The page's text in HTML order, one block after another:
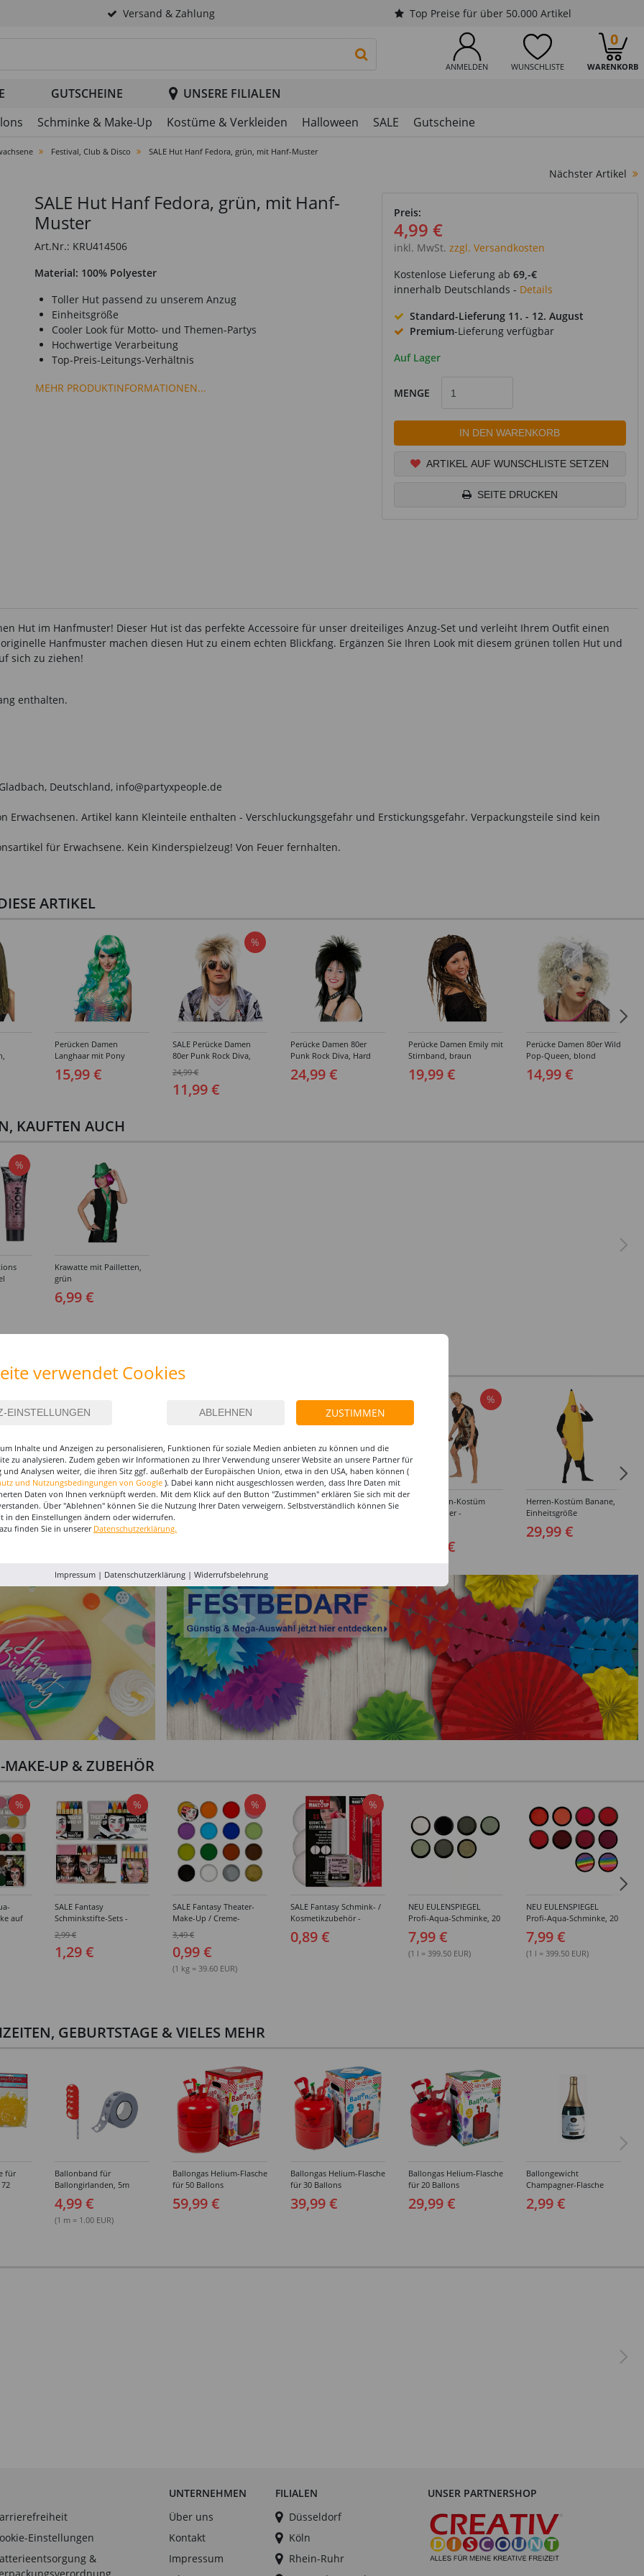
Versand & Zahlung Top Preise für über 50.000 Artikel
ANMELDEN WUNSCHLISTE WARENKORB
0
PRODUKTSUCHE STARTEN
GUTSCHEINE
UNSERE FILIALEN
Schminke & Make-Up Kostüme & Verkleiden Halloween SALE Gutscheine
Festival, Club & Disco SALE Hut Hanf Fedora, grün, mit Hanf-Muster
Nächster Artikel
SALE Hut Hanf Fedora, grün, mit Hanf-
Muster
Art.Nr.: KRU414506
Material: 100% Polyester
Toller Hut passend zu unserem Anzug
Einheitsgröße
Cooler Look für Motto- und Themen-Partys
Hochwertige Verarbeitung
Top-Preis-Leitungs-Verhältnis
MEHR PRODUKTINFORMATIONEN...
Preis:
4,99 €
inkl. MwSt. zzgl. Versandkosten
Kostenlose Lieferung ab 69,-€
innerhalb Deutschlands - Details
Standard-Lieferung 11. - 12. August
Premium-Lieferung verfügbar
Auf Lager
MENGE
IN DEN WARENKORB
ARTIKEL AUF WUNSCHLISTE SETZEN
SEITE DRUCKEN
Hut im Hanfmuster! Dieser Hut ist das perfekte Accessoire für unser dreiteiliges Anzug-Set und verleiht Ihrem Outfit einen
Hanfmuster machen diesen Hut zu einem echten Blickfang. Ergänzen Sie Ihren Look mit diesem grünen tollen Hut und
sich zu ziehen!
enthalten.
Deutschland, info@partyxpeople.de
Artikel kann Kleinteile enthalten - Verschluckungsgefahr und Erstickungsgefahr. Verpackungsteile sind kein
für Erwachsene. Kein Kinderspielzeug! Von Feuer fernhalten.
ARTIKEL
Perücken Damen
Langhaar mit Pony
Meerjungfrau Aqua,
blau-grün
15,99 €
%
SALE Perücke Damen
80er Punk Rock Diva,
Hard Rock, meliert,
braun-blond
24,99 €
11,99 €
Perücke Damen 80er
Punk Rock Diva, Hard
Rock, schwarz
24,99 €
Perücke Damen Emily mit
Stirnband, braun
19,99 €
Perücke Damen 80er Wild
Pop-Queen, blond
14,99 €
KAUFTEN AUCH
%
12
Krawatte mit Pailletten,
grün
6,99 €
Weste SWAT Look
"Kugelsicher" für
Erwachsene
17,99 €
SALE Damen-Kostüm
Minnie -Verschiedene
29,99 €
%
SALE Damen-Kostüm
%
SALE Herren-Kostüm
Neandertaler -
14,99 €
Herren-Kostüm Banane,
Einheitsgröße
29,99 €
MAKE-UP & ZUBEHÖR
%
auf
%
SALE Fantasy
Schminkstifte-Sets -
Ausführungen
2,99 €
1,29 €
%
SALE Fantasy Theater-
Make-Up / Creme-
25g - Verschiedene
Karnevalsfarben
3,49 €
0,99 €
(1 kg = 39.60 EUR)
%
SALE Fantasy Schmink- /
Kosmetikzubehör -
0,89 €
NEU EULENSPIEGEL
Profi-Aqua-Schminke, 20
Grau-Töne -
Verschiedene Farben
7,99 €
(1 l = 399.50 EUR)
NEU EULENSPIEGEL
Profi-Aqua-Schminke, 20
Verschiedene Farben
7,99 €
(1 l = 399.50 EUR)
GEBURTSTAGE & VIELES MEHR
für
Ballonband für
Ballongirlanden, 5m
4,99 €
(1 m = 1.00 EUR)
Ballongas Helium-Flasche
für 50 Ballons
59,99 €
Ballongas Helium-Flasche
für 30 Ballons
39,99 €
Ballongas Helium-Flasche
für 20 Ballons
29,99 €
Ballongewicht
Champagner-Flasche
2,99 €
Einstellungen
&
UNTERNEHMEN
Über uns
Kontakt
Impressum
FILIALEN
Düsseldorf
Köln
Rhein-Ruhr
UNSER PARTNERSHOP
verwendet Cookies
ZUSTIMMEN
Inhalte und Anzeigen zu personalisieren, Funktionen für soziale Medien anbieten zu können und die
zu analysieren. Zudem geben wir Informationen zu Ihrer Verwendung unserer Website an unsere Partner für
und Analysen weiter, die ihren Sitz ggf. außerhalb der Europäischen Union, etwa in den USA, haben können (
und Nutzungsbedingungen von Google ). Dabei kann nicht ausgeschlossen werden, dass Ihre Daten mit
Daten von Ihnen verknüpft werden. Mit dem Klick auf den Button "Zustimmen" erklären Sie sich mit der
Über "Ablehnen" können Sie die Nutzung Ihrer Daten verweigern. Selbstverständlich können Sie
in den Einstellungen ändern oder widerrufen.
finden Sie in unserer Datenschutzerklärung.
Impressum| Datenschutzerklärung| Widerrufsbelehrung